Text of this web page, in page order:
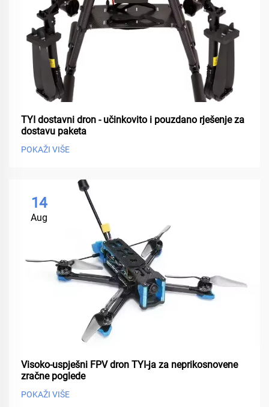
TYI dostavni dron - učinkovito i pouzdano rješenje za
dostavu paketa
POKAŽI VIŠE
14
Aug
Visoko-uspješni FPV dron TYI-ja za neprikosnovene
zračne poglede
POKAŽI VIŠE